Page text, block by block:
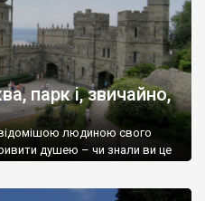
парк і, звичайно,
людиною свого
душею – чи знали ви це